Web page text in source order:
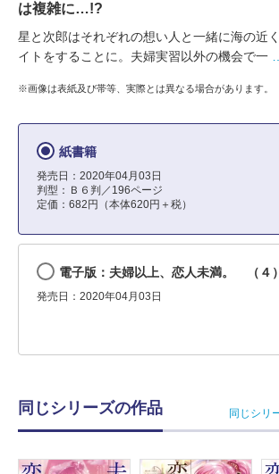
は複雑に…!?
星と次郎はそれぞれの想い人と一緒に海の近
イトをすることに。夫婦実習以外の機会で一
※画像は表紙及び帯等、実際とは異なる場合があります。
紙書籍
発売日：2020年04月03日
判型：Ｂ６判／196ページ
定価：682円（本体620円＋税）
電子版：夫婦以上、恋人未満。 （４）
発売日：2020年04月03日
同じシリーズの作品 同じシリ